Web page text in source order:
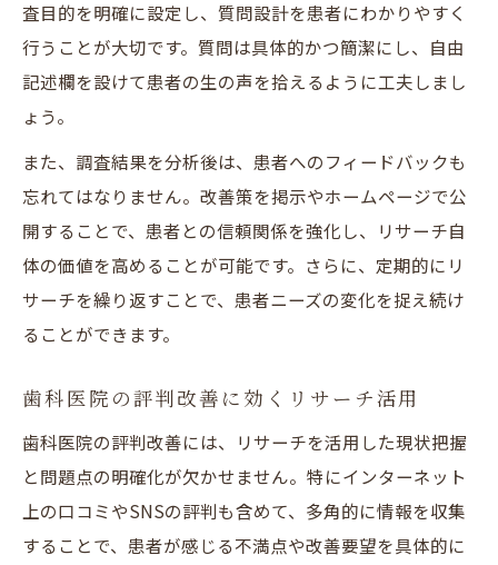
査目的を明確に設定し、質問設計を患者にわかりやすく
行うことが大切です。質問は具体的かつ簡潔にし、自由
記述欄を設けて患者の生の声を拾えるように工夫しまし
ょう。
また、調査結果を分析後は、患者へのフィードバックも
忘れてはなりません。改善策を掲示やホームページで公
開することで、患者との信頼関係を強化し、リサーチ自
体の価値を高めることが可能です。さらに、定期的にリ
サーチを繰り返すことで、患者ニーズの変化を捉え続け
ることができます。
歯科医院の評判改善に効くリサーチ活用
歯科医院の評判改善には、リサーチを活用した現状把握
と問題点の明確化が欠かせません。特にインターネット
上の口コミやSNSの評判も含めて、多角的に情報を収集
することで、患者が感じる不満点や改善要望を具体的に